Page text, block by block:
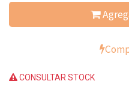
CONSULTAR STOCK